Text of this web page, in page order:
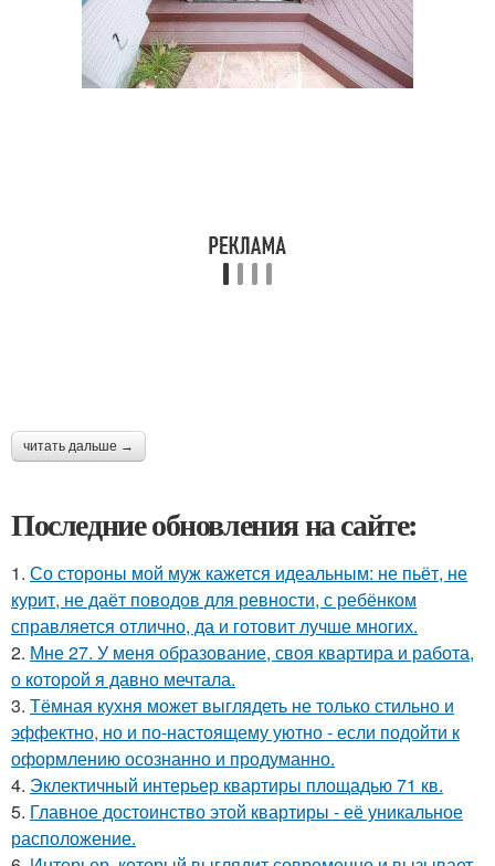
читать дальше →
Последние обновления на сайте:
1. Со стороны мой муж кажется идеальным: не пьёт, не
курит, не даёт поводов для ревности, с ребёнком
справляется отлично, да и готовит лучше многих.
2. Мне 27. У меня образование, своя квартира и работа,
о которой я давно мечтала.
3. Тёмная кухня может выглядеть не только стильно и
эффектно, но и по-настоящему уютно - если подойти к
оформлению осознанно и продуманно.
4. Эклектичный интерьер квартиры площадью 71 кв.
5. Главное достоинство этой квартиры - её уникальное
расположение.